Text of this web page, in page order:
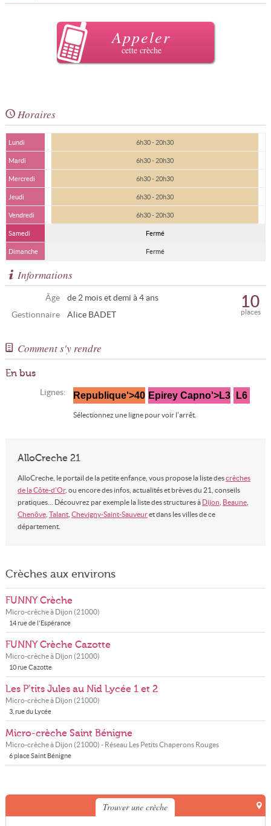
Appeler
cette crèche
Horaires
Lundi 6h30 - 20h30
Mardi 6h30 - 20h30
Mercredi 6h30 - 20h30
Jeudi 6h30 - 20h30
Vendredi 6h30 - 20h30
Samedi Fermé
Dimanche Fermé
Informations
Âge
de 2 mois et demi à 4 ans
Gestionnaire
Alice BADET places
10
Comment s'y rendre
En bus
Lignes: Republique'>40 Epirey Capno'>L3 L6
Sélectionnez une ligne pour voir l'arrêt.
AlloCreche 21
AlloCreche, le portail de la petite enfance, vous propose la liste descrèches
de la Côte-d'Or, ou encore des infos, actualités et brèves du 21, conseils
pratiques... Découvrez par exemple la liste des structures à Dijon Beaune,
Chenôve, Talant, Chevigny-Saint-Sauveuret dans les villes de ce
département.
Crèches aux environs
FUNNY Crèche
Micro-crèche à Dijon (21000)
14 rue de l'Espérance
FUNNY Crèche Cazotte
Micro-crèche à Dijon (21000)
10 rue Cazotte
Les P’tits Jules au Nid Lycée 1 et 2
Micro-crèche à Dijon (21000)
3, rue du Lycée
Micro-crèche Saint Bénigne
Micro-crèche à Dijon (21000) - Réseau Les Petits Chaperons Rouges
6 place Saint Bénigne
Trouver une crèche